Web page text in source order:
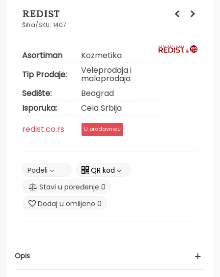
REDIST
Šifra/SKU: 1407
Asortiman
Kozmetika
Tip Prodaje:
Veleprodaja i
maloprodaja
Sedište:
Beograd
Isporuka:
Cela Srbija
redist.co.rs
U prodavnicu
Podeli
QR kod
Stavi u poređenje 0
Dodaj u omiljeno 0
Opis